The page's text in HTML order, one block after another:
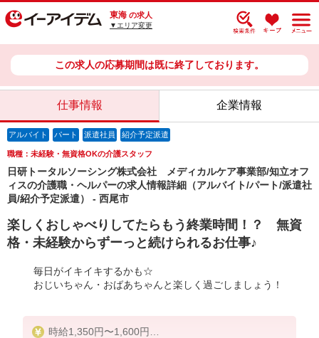
東海 の求人
▼エリア変更
この求人の応募期間は既に終了しております。
仕事情報 企業情報
アルバイト パート 派遣社員 紹介予定派遣
職種：未経験・無資格OKの介護スタッフ
日研トータルソーシング株式会社 メディカルケア事業部/知立オフ
ィスの介護職・ヘルパーの求人情報詳細（アルバイト/パート/派遣社
員/紹介予定派遣） - 西尾市
楽しくおしゃべりしてたらもう終業時間！？ 無資
格・未経験からずーっと続けられるお仕事♪
毎日がイキイキするかも☆
おじいちゃん・おばあちゃんと楽しく過ごしましょう！
時給1,350円〜1,600円